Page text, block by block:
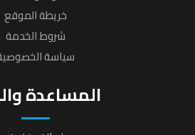
خريطة الموقع
شروط الخدمة
سياسة
المساعدة